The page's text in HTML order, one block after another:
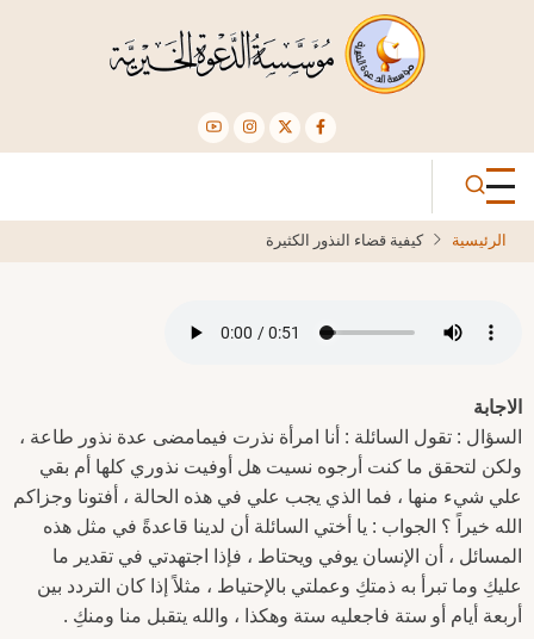
الرئيسية كيفية قضاء النذور الكثيرة
الاجابة
السؤال : تقول السائلة : أنا امرأة نذرت فيمامضى عدة نذور طاعة ،
ولكن لتحقق ما كنت أرجوه نسيت هل أوفيت نذوري كلها أم بقي
علي شيء منها ، فما الذي يجب علي في هذه الحالة ، أفتونا وجزاكم
الله خيراً ؟ الجواب : يا أختي السائلة أن لدينا قاعدةً في مثل هذه
المسائل ، أن الإنسان يوفي ويحتاط ، فإذا اجتهدتي في تقدير ما
عليكِ وما تبرأ به ذمتكِ وعملتي بالإحتياط ، مثلاً إذا كان التردد بين
أربعة أيام أو ستة فاجعليه ستة وهكذا ، والله يتقبل منا ومنكِ .